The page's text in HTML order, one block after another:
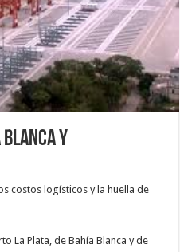
Blanca y
costos logísticos y la huella de
La Plata, de Bahía Blanca y de